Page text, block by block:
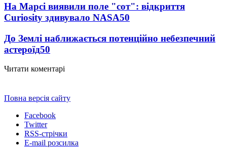
На Марсі виявили поле "сот": відкриття
Curiosity здивувало NASA50
До Землі наближається потенційно небезпечний
астероїд50
Читати коментарі
Повна версія сайту
Facebook
Twitter
RSS-стрічки
E-mail розсилка